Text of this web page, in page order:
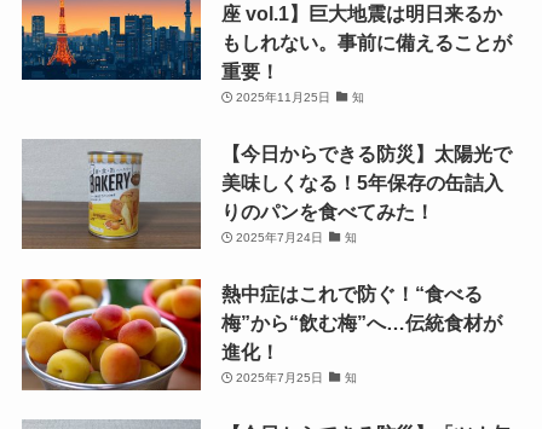
座 vol.1】巨大地震は明日来るか
もしれない。事前に備えることが
重要！
2025年11月25日 知
【今日からできる防災】太陽光で
美味しくなる！5年保存の缶詰入
りのパンを食べてみた！
2025年7月24日 知
熱中症はこれで防ぐ！“食べる
梅”から“飲む梅”へ…伝統食材が
進化！
2025年7月25日 知